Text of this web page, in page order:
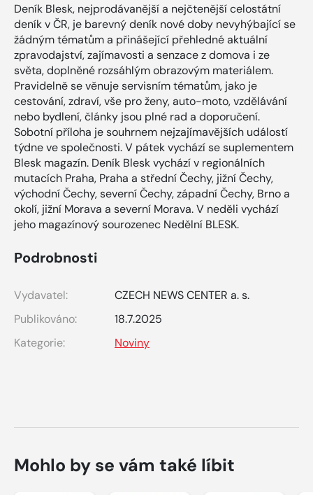
Deník Blesk, nejprodávanější a nejčtenější celostátní
deník v ČR, je barevný deník nové doby nevyhýbající se
žádným tématům a přinášející přehledné aktuální
zpravodajství, zajímavosti a senzace z domova i ze
světa, doplněné rozsáhlým obrazovým materiálem.
Pravidelně se věnuje servisním tématům, jako je
cestování, zdraví, vše pro ženy, auto-moto, vzdělávání
nebo bydlení, články jsou plné rad a doporučení.
Sobotní příloha je souhrnem nejzajímavějších událostí
týdne ve společnosti. V pátek vychází se suplementem
Blesk magazín. Deník Blesk vychází v regionálních
mutacích Praha, Praha a střední Čechy, jižní Čechy,
východní Čechy, severní Čechy, západní Čechy, Brno a
okolí, jižní Morava a severní Morava. V neděli vychází
jeho magazínový sourozenec Nedělní BLESK.
Podrobnosti
Vydavatel:
CZECH NEWS CENTER a. s.
Publikováno:
18.7.2025
Kategorie:
Noviny
Mohlo by se vám také líbit